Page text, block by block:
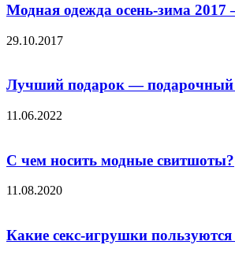
Модная одежда осень-зима 2017
29.10.2017
Лучший подарок — подарочный
11.06.2022
С чем носить модные свитшоты?
11.08.2020
Какие секс-игрушки